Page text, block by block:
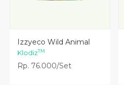
Lihat Detail
Izzyeco Wild Animal
KlodizTM
Rp. 76.000/Set